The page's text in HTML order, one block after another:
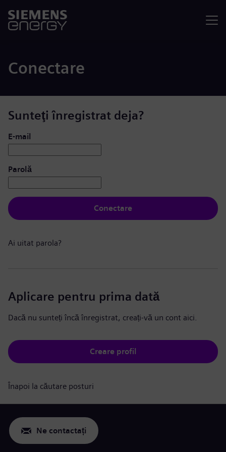
Conectare
Sunteţi înregistrat deja?
Conectare: utilizator și parolă
E-mail
Parolă
Conectare
Ai uitat parola?
Aplicare pentru prima dată
Dacă nu sunteți încă înregistrat, creați-vă un cont aici.
Creare profil
Înapoi la căutare posturi
Ne contactați